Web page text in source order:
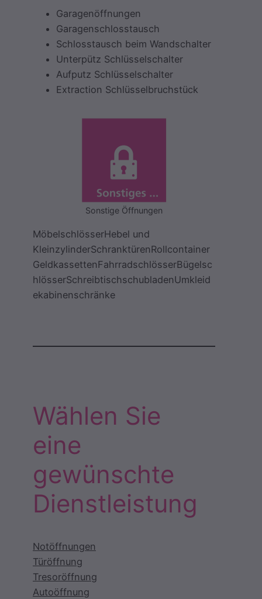
Garagenöffnungen
Garagenschlosstausch
Schlosstausch beim Wandschalter
Unterpütz Schlüsselschalter
Aufputz Schlüsselschalter
Extraction Schlüsselbruchstück
Sonstige Öffnungen
MöbelschlösserHebel und
KleinzylinderSchranktürenRollcontainer
GeldkassettenFahrradschlösserBügelsc
hlösserSchreibtischschubladenUmkleid
ekabinenschränke
Wählen Sie
eine
gewünschte
Dienstleistung
Notöffnungen
Türöffnung
Tresoröffnung
Autoöffnung